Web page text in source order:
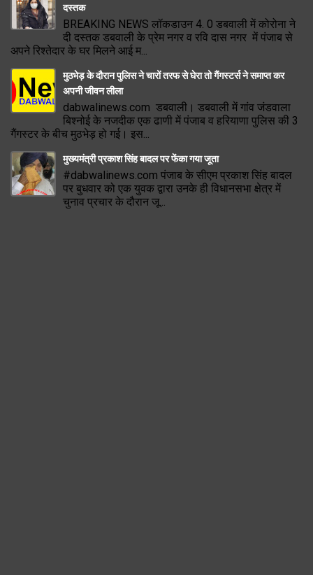
दस्तक
BREAKING NEWS लॉकडाउन 4. 0 डबवाली में कोरोना ने
दी दस्तक डबवाली के प्रेम नगर व रवि दास नगर में पंजाब से
अपने रिश्तेदार के घर मिलने आई म...
मुठभेड़ के दौरान पुलिस ने चारों तरफ से घेरा तो गैंगस्टर्स ने समाप्त कर
अपनी जीवन लीला
dabwalinews.com डबवाली। डबवाली में गांव जंडवाला
बिश्नोई के नजदीक एक ढाणी में पंजाब व हरियाणा पुलिस की 3
गैंगस्टर के बीच मुठभेड़ हो गई। इस...
मुख्यमंत्री प्रकाश सिंह बादल पर फेंका गया जूता
#dabwalinews.com पंजाब के सीएम प्रकाश सिंह बादल
पर बुधवार को एक युवक द्वारा उनके ही विधानसभा क्षेत्र में
चुनाव प्रचार के दौरान जू...